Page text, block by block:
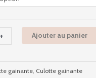
+ Ajouter au panier
gainante Culotte gainante